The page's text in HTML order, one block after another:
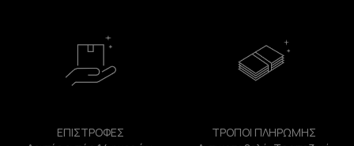
ΕΠΙΣΤΡΟΦΕΣ
ΤΡΟΠΟΙ ΠΛΗΡΩΜΗΣ